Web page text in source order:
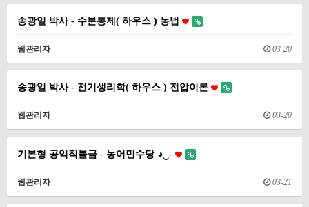
송광일 박사 - 수분통제( 하우스 ) 농법
웹관리자 03-20
송광일 박사 - 전기생리학( 하우스 ) 전압이론
웹관리자 03-20
기본형 공익직불금 - 농어민수당 ◕‿-
웹관리자 03-21